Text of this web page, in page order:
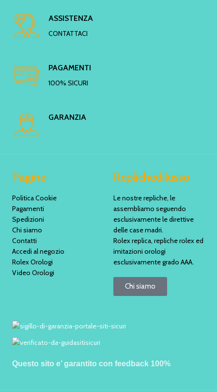
ASSISTENZA
CONTATTACI
PAGAMENTI
100% SICURI
GARANZIA
Pagine
Politica Cookie
Pagamenti
Spedizioni
Chi siamo
Contatti
Accedi al negozio
Rolex Orologi
Video Orologi
Replichedilusso
Le nostre repliche, le
assembliamo seguendo
esclusivamente le direttive
delle case madri.
Rolex replica, repliche rolex ed
imitazioni orologi
esclusivamente grado AAA.
Chi siamo
Questo sito e’ garantito con feedback 100%